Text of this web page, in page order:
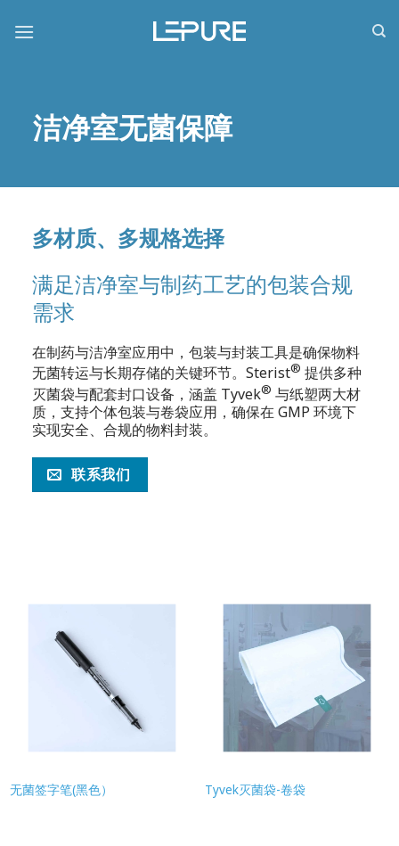
洁净室无菌保障
多材质、多规格选择
满足洁净室与制药工艺的包装合规
需求
在制药与洁净室应用中，包装与封装工具是确保物料
无菌转运与长期存储的关键环节。Sterist® 提供多种
灭菌袋与配套封口设备，涵盖 Tyvek® 与纸塑两大材
质，支持个体包装与卷袋应用，确保在 GMP 环境下
实现安全、合规的物料封装。
联系我们
无菌签字笔(黑色） Tyvek灭菌袋-卷袋